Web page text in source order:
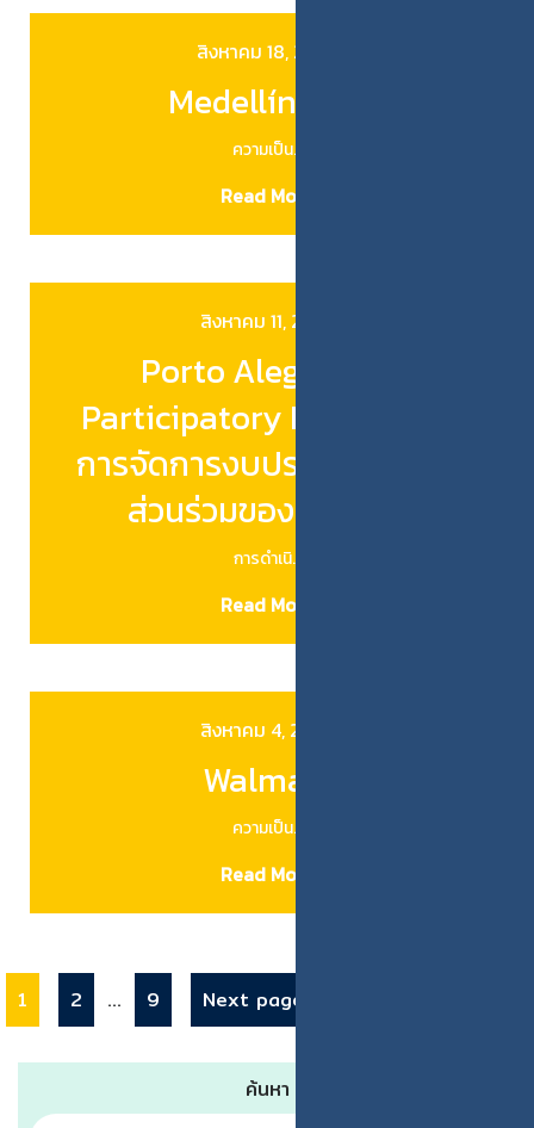
สิงหาคม 18, 2025
Medellín City
ความเป็น…
Read More
สิงหาคม 11, 2025
Porto Alegre and
Participatory Budgeting:
การจัดการงบประมาณแบบมี
ส่วนร่วมของพลเมือง
การดำเนิ…
Read More
สิงหาคม 4, 2025
Walmart
ความเป็น…
Read More
1 2 … 9 Next page
ค้นหา